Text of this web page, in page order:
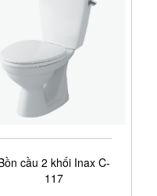
cầu 2 khối Inax C-
117